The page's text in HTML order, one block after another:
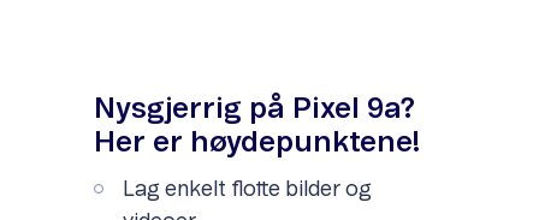
Nysgjerrig på Pixel 9a?
Her er høydepunktene!
Lag enkelt flotte bilder og